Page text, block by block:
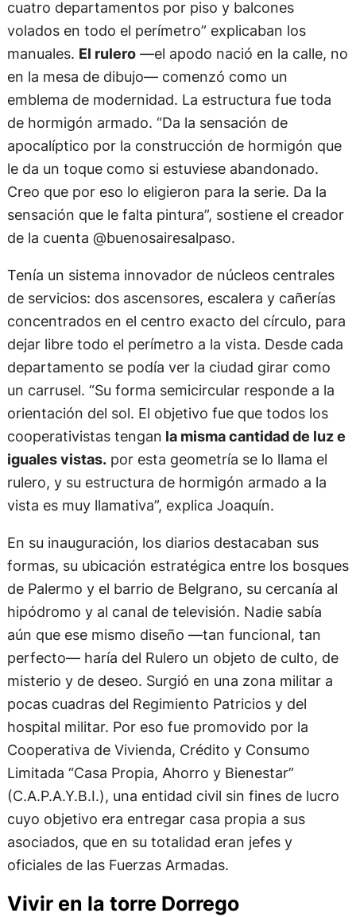
cuatro departamentos por piso y balcones
volados en todo el perímetro” explicaban los
manuales. El rulero—el apodo nació en la calle, no
en la mesa de dibujo— comenzó como un
emblema de modernidad. La estructura fue toda
de hormigón armado. “Da la sensación de
apocalíptico por la construcción de hormigón que
le da un toque como si estuviese abandonado.
Creo que por eso lo eligieron para la serie. Da la
sensación que le falta pintura”, sostiene el creador
de la cuenta @buenosairesalpaso.
Tenía un sistema innovador de núcleos centrales
de servicios: dos ascensores, escalera y cañerías
concentrados en el centro exacto del círculo, para
dejar libre todo el perímetro a la vista. Desde cada
departamento se podía ver la ciudad girar como
un carrusel. “Su forma semicircular responde a la
orientación del sol. El objetivo fue que todos los
cooperativistas tengan la misma cantidad de luz e
iguales vistas.por esta geometría se lo llama el
rulero, y su estructura de hormigón armado a la
vista es muy llamativa”, explica Joaquín.
En su inauguración, los diarios destacaban sus
formas, su ubicación estratégica entre los bosques
de Palermo y el barrio de Belgrano, su cercanía al
hipódromo y al canal de televisión. Nadie sabía
aún que ese mismo diseño —tan funcional, tan
perfecto— haría del Rulero un objeto de culto, de
misterio y de deseo. Surgió en una zona militar a
pocas cuadras del Regimiento Patricios y del
hospital militar. Por eso fue promovido por la
Cooperativa de Vivienda, Crédito y Consumo
Limitada “Casa Propia, Ahorro y Bienestar”
(C.A.P.A.Y.B.I.), una entidad civil sin fines de lucro
cuyo objetivo era entregar casa propia a sus
asociados, que en su totalidad eran jefes y
oficiales de las Fuerzas Armadas.
Vivir en la torre Dorrego